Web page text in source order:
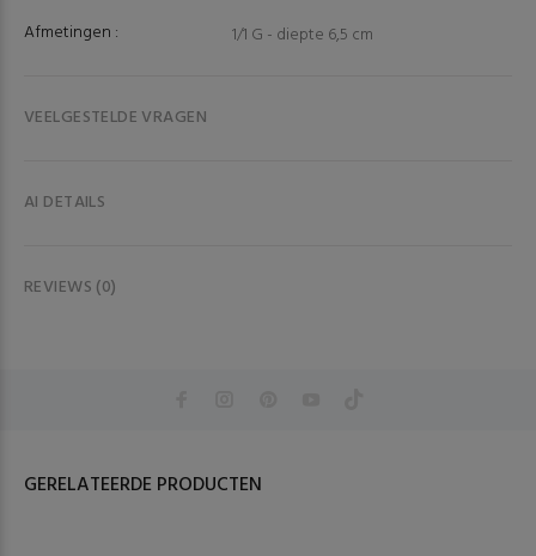
Afmetingen :
1/1 G - diepte 6,5 cm
VEELGESTELDE VRAGEN
AI DETAILS
REVIEWS (0)
GERELATEERDE PRODUCTEN